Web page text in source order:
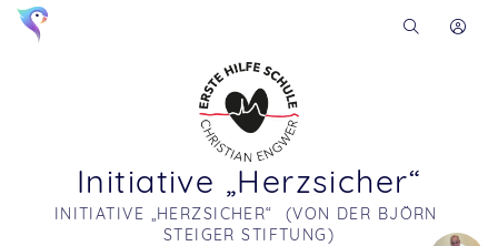
Initiative „Herzsicher“
INITIATIVE „HERZSICHER“  (VON DER BJÖRN
STEIGER STIFTUNG)